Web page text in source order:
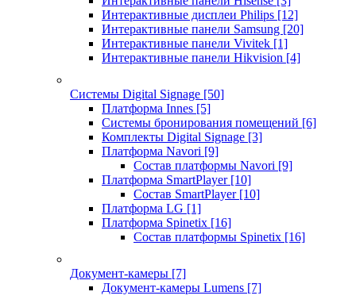
Интерактивные дисплеи Philips [12]
Интерактивные панели Samsung [20]
Интерактивные панели Vivitek [1]
Интерактивные панели Hikvision [4]
Системы Digital Signage [50]
Платформа Innes [5]
Системы бронирования помещений [6]
Комплекты Digital Signage [3]
Платформа Navori [9]
Состав платформы Navori [9]
Платформа SmartPlayer [10]
Состав SmartPlayer [10]
Платформа LG [1]
Платформа Spinetix [16]
Состав платформы Spinetix [16]
Документ-камеры [7]
Документ-камеры Lumens [7]